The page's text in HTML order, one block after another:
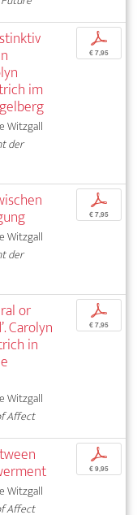
im
Witzgall
der
p
€ 7,95
Witzgall
der
p
€ 7,95
or
Carolyn
in
Witzgall
Affect
p
€ 7,95
Witzgall
Affect
p
€ 9,95